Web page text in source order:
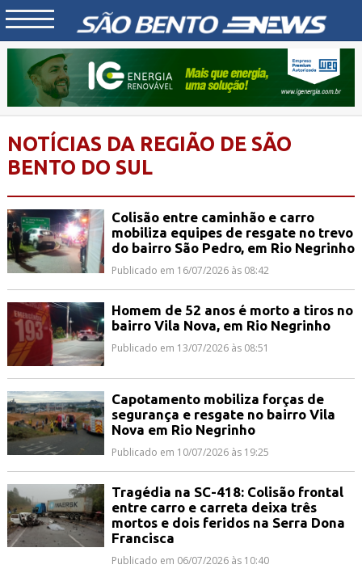
NOTÍCIAS DA REGIÃO DE SÃO
BENTO DO SUL
Colisão entre caminhão e carro
mobiliza equipes de resgate no trevo
do bairro São Pedro, em Rio Negrinho
Publicado em 16/07/2026 às 08:42
Homem de 52 anos é morto a tiros no
bairro Vila Nova, em Rio Negrinho
Publicado em 13/07/2026 às 08:51
Capotamento mobiliza forças de
segurança e resgate no bairro Vila
Nova em Rio Negrinho
Publicado em 10/07/2026 às 19:25
Tragédia na SC-418: Colisão frontal
entre carro e carreta deixa três
mortos e dois feridos na Serra Dona
Francisca
Publicado em 06/07/2026 às 10:40